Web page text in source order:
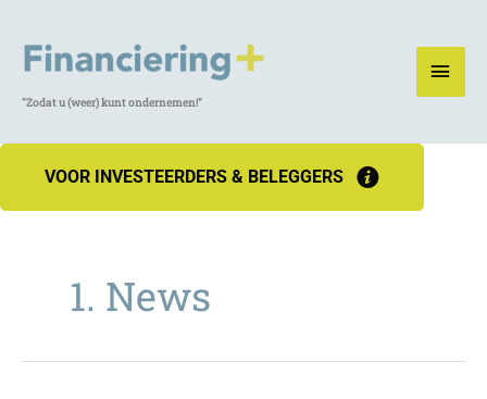
"Zodat u (weer) kunt ondernemen!"
VOOR INVESTEERDERS & BELEGGERS
1. News